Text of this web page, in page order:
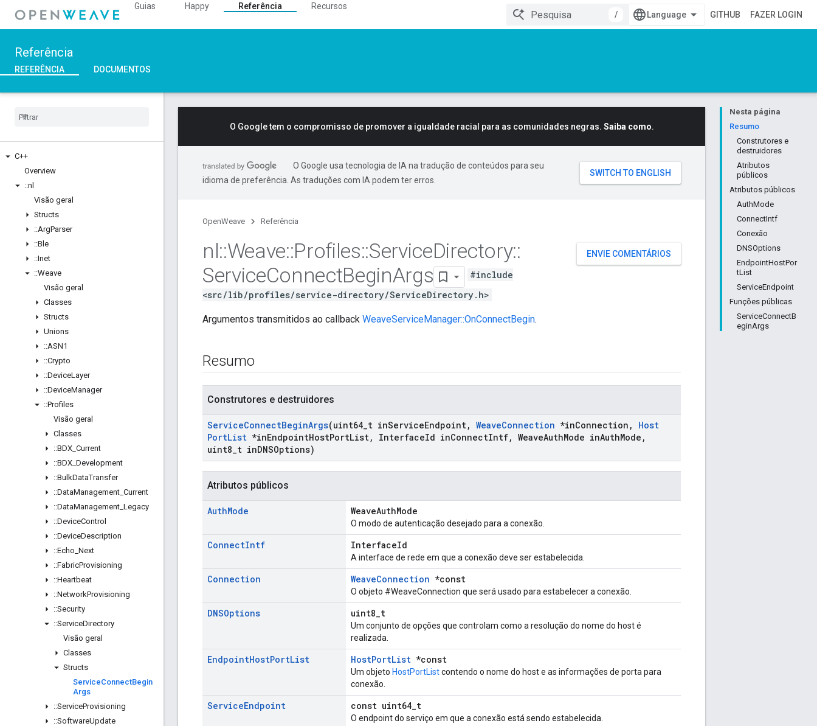
Guias Happy Referência
Recursos
/
GITHUB FAZER LOGIN
Referência
REFERÊNCIA DOCUMENTOS
C++
Overview
::nl
Visão geral
Structs
::ArgParser
::Ble
::Inet
::Weave
Visão geral
Classes
Structs
Unions
::ASN1
::Crypto
::DeviceLayer
::DeviceManager
::Profiles
Visão geral
Classes
::BDX Current
::BDX Development
::BulkDataTransfer
::DataManagement Current
::DataManagement Legacy
::DeviceControl
::DeviceDescription
::Echo Next
::FabricProvisioning
::Heartbeat
::NetworkProvisioning
::Security
::ServiceDirectory
Visão geral
Classes
Structs
ServiceConnectBegin
Args
::ServiceProvisioning
::SoftwareUpdate
Nesta página
Resumo
Construtores e
destruidores
Atributos
públicos
Atributos públicos
AuthMode
ConnectIntf
Conexão
DNSOptions
EndpointHostPor
tList
ServiceEndpoint
Funções públicas
ServiceConnectB
eginArgs
O Google tem o compromisso de promover a igualdade racial para as comunidades negras. Saiba como.
O Google usa tecnologia de IA na tradução de conteúdos para seu
idioma de preferência. As traduções com IA podem ter erros.
OpenWeave Referência
ENVIE COMENTÁRIOS
nl::Weave::Profiles::ServiceDirectory::
ServiceConnectBeginArgs
#include
<src/lib/profiles/service-directory/ServiceDirectory.h>
Argumentos transmitidos ao callback WeaveServiceManager::OnConnectBegin.
Resumo
Construtores e destruidores
ServiceConnectBeginArgs(uint64 t inServiceEndpoint, WeaveConnection *inConnection ,
Host
PortList *inEndpointHostPortList, InterfaceId inConnectIntf, WeaveAuthMode inAuthMode ,
uint8 t inDNSOptions)
Atributos públicos
AuthMode WeaveAuthMode
O modo de autenticação desejado para a conexão.
ConnectIntf InterfaceId
A interface de rede em que a conexão deve ser estabelecida.
Connection WeaveConnection *const
O objeto #WeaveConnection que será usado para estabelecer a conexão.
DNSOptions uint8_t
Um conjunto de opções que controlam como a resolução do nome do host é
realizada.
EndpointHostPortList HostPortList *const
Um objeto HostPortListcontendo o nome do host e as informações de porta para
conexão.
ServiceEndpoint const uint64_t
O endpoint do serviço em que a conexão está sendo estabelecida.